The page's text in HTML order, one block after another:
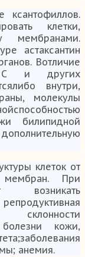
ксантофиллов.
клетки,
мембранами.
астаксантин
Вотличие
C и других
внутри,
молекулы
билипидной
клеток от
мембран. При
склонности
болезни кожи,
анемия.